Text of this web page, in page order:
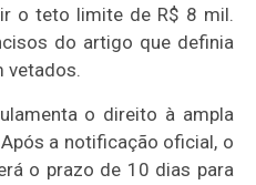
o teto limite de R$ 8 mil.
do artigo que definia
vetados.
o direito à ampla
a notificação oficial, o
o prazo de 10 dias para